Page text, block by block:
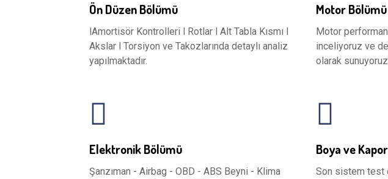
Ön Düzen Bölümü
lAmortisör Kontrolleri l Rotlar l Alt Tabla Kısmı l
Akslar l Torsiyon ve Takozlarında detaylı analiz
yapılmaktadır.
Motor Bölümü
Motor
inceliyoruz ve
olarak sunuyoruz.
Elektronik Bölümü
Şanzıman - Airbag - OBD - ABS Beyni - Klima
Boya ve
Son sistem test